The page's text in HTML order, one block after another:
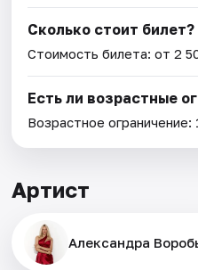
Сколько стоит билет?
Стоимость билета: от 2
Есть ли возрастные
Возрастное ограничение:
Артист
Александра